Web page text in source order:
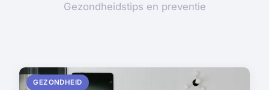
Gezondheidstips en preventie
GEZONDHEID